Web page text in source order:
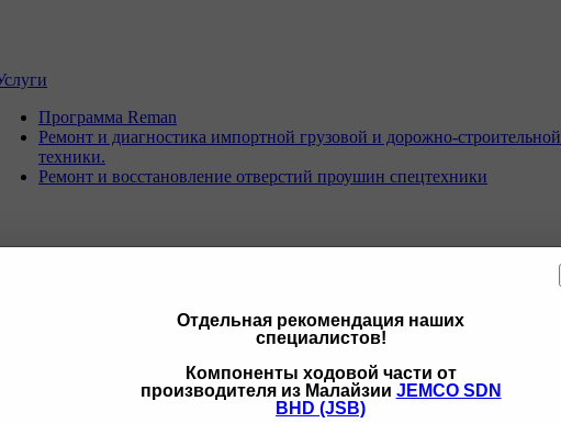
Отдельная рекомендация наших
специалистов!
Компоненты ходовой части от
производителя из Малайзии JEMCO SDN
BHD (JSB)
Программа Reman
Ремонт и диагностика импортной грузовой и дорожно-строительной
техники.
Ремонт и восстановление отверстий проушин спецтехники